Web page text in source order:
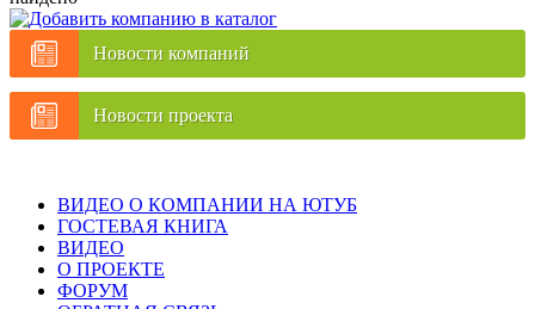
Новости компаний
Новости проекта
ВИДЕО О КОМПАНИИ НА ЮТУБ
ГОСТЕВАЯ КНИГА
ВИДЕО
О ПРОЕКТЕ
ФОРУМ